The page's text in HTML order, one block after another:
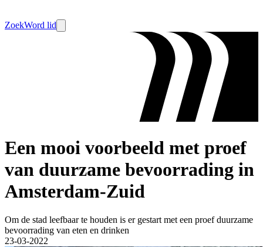
ZoekWord lid
Een mooi voorbeeld met proef
van duurzame bevoorrading in
Amsterdam-Zuid
Om de stad leefbaar te houden is er gestart met een proef duurzame
bevoorrading van eten en drinken
23-03-2022